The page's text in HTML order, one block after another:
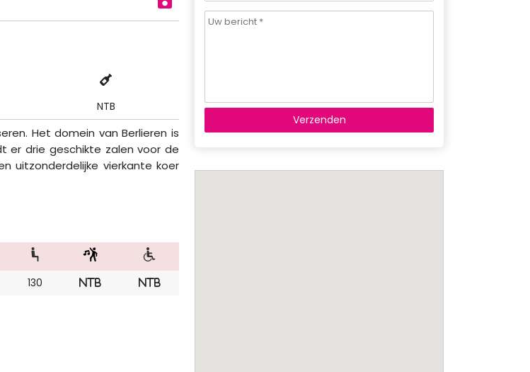
NTB
Het domein van Berlieren is
er drie geschikte zalen voor de
uitzonderdelijke vierkante koer
130 NTB NTB
Verzenden